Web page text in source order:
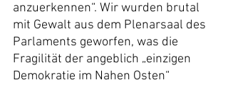
anzuerkennen“. Wir wurden brutal
mit Gewalt aus dem Plenarsaal des
Parlaments geworfen, was die
Fragilität der angeblich „einzigen
Demokratie im Nahen Osten“